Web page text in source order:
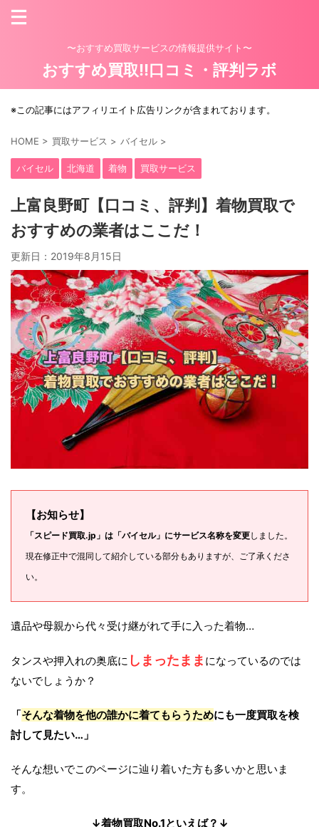
〜おすすめ買取サービスの情報提供サイト〜
おすすめ買取!!口コミ・評判ラボ
※この記事にはアフィリエイト広告リンクが含まれております。
HOME > 買取サービス > バイセル >
バイセル 北海道 着物 買取サービス
上富良野町【口コミ、評判】着物買取で
おすすめの業者はここだ！
更新日： 2019年8月15日
【お知らせ】
「スピード買取.jp」は「バイセル」にサービス名称を変更しました。
現在修正中で混同して紹介している部分もありますが、ご了承くださ
い。
遺品や母親から代々受け継がれて手に入った着物…
タンスや押入れの奥底に しまったまま になっているのでは
ないでしょうか？
「そんな着物を他の誰かに着てもらうためにも一度買取を検
討して見たい…」
そんな想いでこのページに辿り着いた方も多いかと思いま
す。
↓着物買取No.1といえば？↓